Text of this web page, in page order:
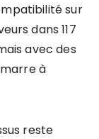
sur
dans 117
avec des
à
reste